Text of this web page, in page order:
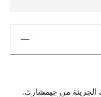
الجريئة من جيمشارك.